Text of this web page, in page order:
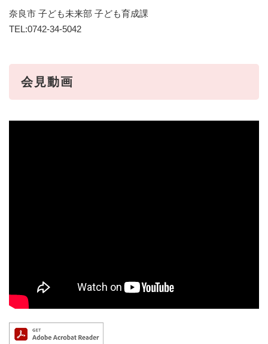
奈良市 子ども未来部 子ども育成課
TEL:0742-34-5042
会見動画